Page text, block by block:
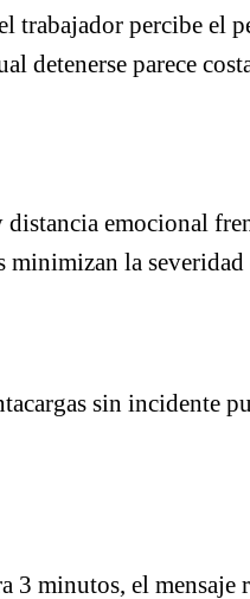
trabajador percibe el
detenerse parece
emocional
la severidad
sin incidente
minutos, el mensaje